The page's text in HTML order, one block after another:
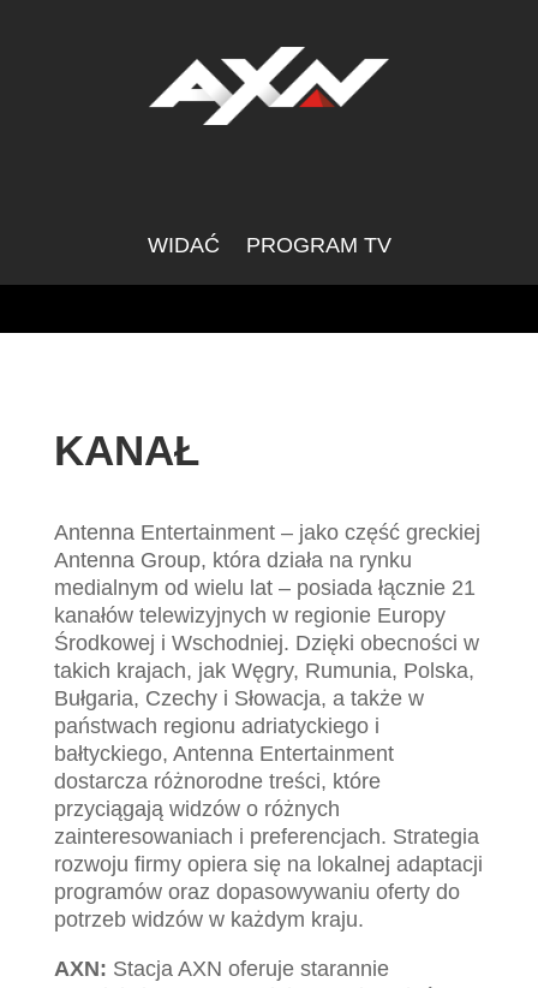
WIDAĆ PROGRAM TV
KANAŁ
Antenna Entertainment – jako część greckiej
Antenna Group, która działa na rynku
medialnym od wielu lat – posiada łącznie 21
kanałów telewizyjnych w regionie Europy
Środkowej i Wschodniej. Dzięki obecności w
takich krajach, jak Węgry, Rumunia, Polska,
Bułgaria, Czechy i Słowacja, a także w
państwach regionu adriatyckiego i
bałtyckiego, Antenna Entertainment
dostarcza różnorodne treści, które
przyciągają widzów o różnych
zainteresowaniach i preferencjach. Strategia
rozwoju firmy opiera się na lokalnej adaptacji
programów oraz dopasowywaniu oferty do
potrzeb widzów w każdym kraju.
AXN: Stacja AXN oferuje starannie